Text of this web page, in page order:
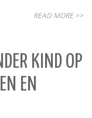
READ MORE >>
KIND OP
EN